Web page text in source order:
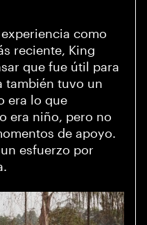
como
reciente, King
que fue útil para
también tuvo un
era lo que
era niño, pero no
de apoyo.
esfuerzo por